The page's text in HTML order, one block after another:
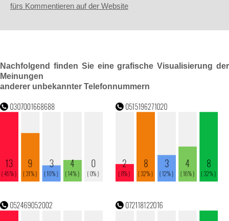
fürs Kommentieren auf der Website
Nachfolgend finden Sie eine grafische Visualisierung der
Meinungen
anderer unbekannter Telefonnummern